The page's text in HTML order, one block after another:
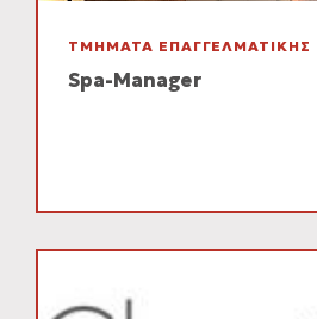
ΤΜΗΜΑΤΑ ΕΠΑΓΓΕΛΜΑΤΙΚΗΣ
Spa-Manager